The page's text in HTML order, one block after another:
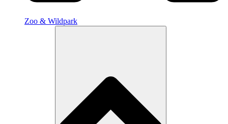
Zoo & Wildpark